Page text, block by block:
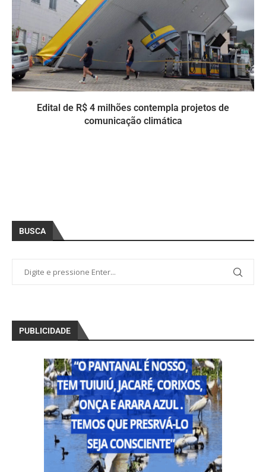
Edital de R$ 4 milhões contempla projetos de
comunicação climática
BUSCA
PUBLICIDADE